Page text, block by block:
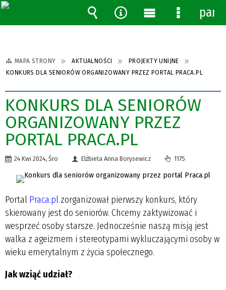
MAPA STRONY AKTUALNOŚCI
PROJEKTY UNIJNE
KONKURS DLA SENIORÓW ORGANIZOWANY PRZEZ PORTAL PRACA.PL
KONKURS DLA SENIORÓW
ORGANIZOWANY PRZEZ
PORTAL PRACA.PL
24 Kwi 2024, Śro Elżbieta Anna Borysewicz 1175
Portal Praca.pl zorganizował pierwszy konkurs, który
skierowany jest do seniorów. Chcemy zaktywizować i
wesprzeć osoby starsze. Jednocześnie naszą misją jest
walka z ageizmem i stereotypami wykluczającymi osoby w
wieku emerytalnym z życia społecznego.
Jak wziąć udział?
Wyszukiwarka
Narzędzia
MenuMenu